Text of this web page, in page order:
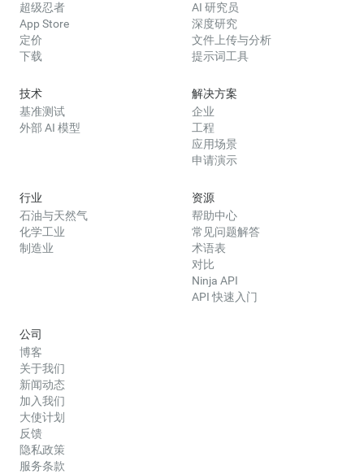
超级忍者
App Store
定价
下载
AI 研究员
深度研究
文件上传与分析
提示词工具
技术
基准测试
外部 AI 模型
解决方案
企业
工程
应用场景
申请演示
行业
石油与天然气
化学工业
制造业
资源
帮助中心
常见问题解答
术语表
对比
Ninja API
API 快速入门
公司
博客
关于我们
新闻动态
加入我们
大使计划
反馈
隐私政策
服务条款